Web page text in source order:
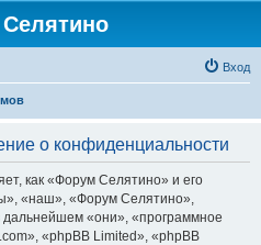
Вход
о конфиденциальности
как «Форум Селятино» и его
«наш», «Форум Селятино»,
дальнейшем «они», «программное
«phpBB Limited», «phpBB